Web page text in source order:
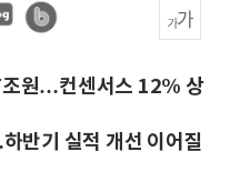
원…컨센서스 12% 상
반기 실적 개선 이어질